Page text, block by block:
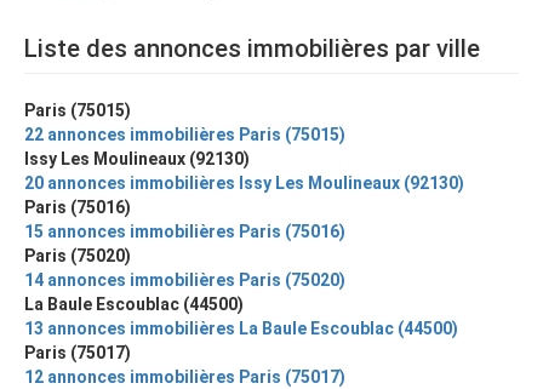
Liste des annonces immobilières par ville
Paris (75015)
22 annonces immobilières Paris (75015)
Issy Les Moulineaux (92130)
20 annonces immobilières Issy Les Moulineaux (92130)
Paris (75016)
15 annonces immobilières Paris (75016)
Paris (75020)
14 annonces immobilières Paris (75020)
La Baule Escoublac (44500)
13 annonces immobilières La Baule Escoublac (44500)
Paris (75017)
12 annonces immobilières Paris (75017)